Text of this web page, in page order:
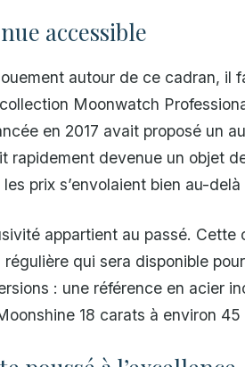
accessible
autour de ce cadran, il
Moonwatch
en 2017 avait proposé un
rapidement devenue un objet
prix s’envolaient bien au-
appartient au passé.
qui sera disponible
: une référence en acier
18 carats à environ